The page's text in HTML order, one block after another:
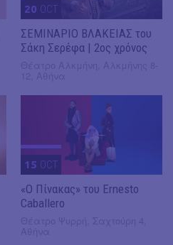
20 OCT
ΣΕΜΙΝΑΡΙΟ ΒΛΑΚΕΙΑΣ του
Σάκη Σερέφα | 2ος χρόνος
15 OCT
«Ο Πίνακας» του Ernesto
Caballero